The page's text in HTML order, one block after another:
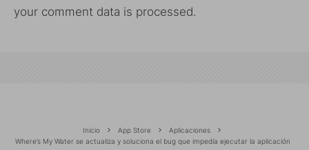
your comment data is processed.
Inicio App Store
Aplicaciones
Where’s My Water se actualiza y soluciona el bug que impedía ejecutar la aplicación